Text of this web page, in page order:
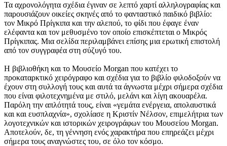
Τα αχρονολόγητα σχέδια έγιναν σε λεπτό χαρτί αλληλογραφίας και
παρουσιάζουν οικείες σκηνές από το φανταστικό παιδικό βιβλίο:
τον Μικρό Πρίγκιπα και την αλεπού, το φίδι που έφαγε έναν
ελέφαντα και τον μεθυσμένο τον οποίο επισκέπτεται ο Μικρός
Πρίγκιπας. Μια σελίδα περιλαμβάνει επίσης μια ερωτική επιστολή
από τον συγγραφέα στη σύζυγό του.
Η βιβλιοθήκη και το Μουσείο Morgan που κατέχει το
προκαταρκτικό χειρόγραφο και σχέδια για το βιβλίο φιλοδοξούν να
έχουν στη συλλογή τους και αυτά τα άγνωστα μέχρι σήμερα σχέδια
που είναι φιλοτεχνημένα με στιλό, μελάνι και λίγη ακουαρέλα.
Παρόλη την απλότητά τους, είναι «γεμάτα ενέργεια, απολαυστικά
και και ευσπλαχνία», σχολίασε η Κριστίν Νέλσον, επιμελήτρια των
λογοτεχνικών και ιστορικών χειρογράφων του Μουσείου Morgan.
Αποτελούν, δε, τη γέννηση ενός χαρακτήρα που επηρεάζει μέχρι
σήμερα τους αναγνώστες του, σε όλο τον κόσμο.